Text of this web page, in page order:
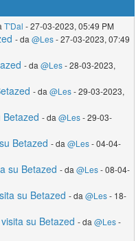
T'Dal - 27-03-2023, 05:49 PM
- da@Les- 27-03-2023, 07:49
- da@Les- 28-03-2023,
- da@Les- 29-03-2023,
Betazed - da@Les- 29-03-
Betazed - da@Les- 04-04-
su Betazed - da@Les- 08-04-
su Betazed - da@Les- 18-
su Betazed - da@Les-